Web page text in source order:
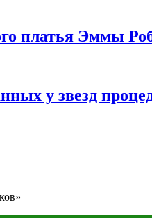
платья Эммы
у звезд